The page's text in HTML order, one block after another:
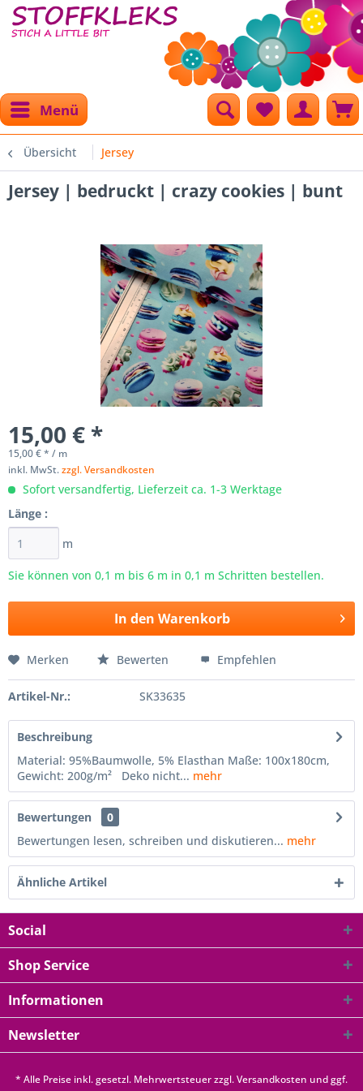
Menü
Übersicht Jersey
Jersey | bedruckt | crazy cookies | bunt
15,00 € *
15,00 € * / m
inkl. MwSt.zzgl. Versandkosten
Sofort versandfertig, Lieferzeit ca. 1-3 Werktage
Länge :
m
Sie können von 0,1 m bis 6 m in 0,1 m Schritten bestellen.
In den Warenkorb
Merken Bewerten Empfehlen
Artikel-Nr.: SK33635
Beschreibung
Material: 95%Baumwolle, 5% Elasthan Maße: 100x180cm,
Gewicht: 200g/m² Deko nicht... mehr
Bewertungen
0
Bewertungen lesen, schreiben und diskutieren... mehr
Ähnliche Artikel
Social
Shop Service
Informationen
Newsletter
* Alle Preise inkl. gesetzl. Mehrwertsteuer zzgl.Versandkosten und ggf.